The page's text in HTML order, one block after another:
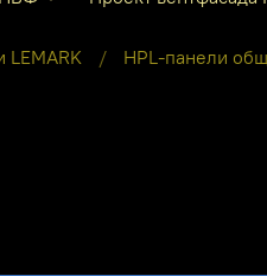
LEMARK HPL-панели